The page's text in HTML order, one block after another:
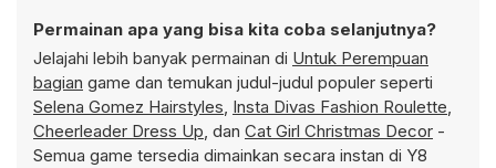
Permainan apa yang bisa kita coba selanjutnya?
Jelajahi lebih banyak permainan di Untuk Perempuan
bagian game dan temukan judul-judul populer seperti
Selena Gomez Hairstyles, Insta Divas Fashion Roulette,
Cheerleader Dress Up, dan Cat Girl Christmas Decor -
Semua game tersedia dimainkan secara instan di Y8